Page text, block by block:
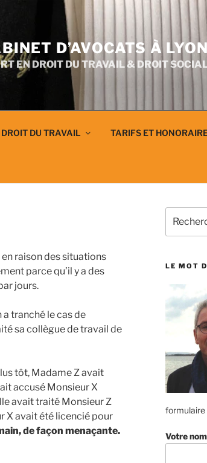
D’AVOCATS À
EN DROIT DU TRAVAIL & DROIT
DU TRAVAIL TARIFS ET
raison des situations
parce qu’il y a des
jours.
tranché le cas de
sa collègue de travail de
tôt, Madame Z avait
accusé Monsieur X
avait traité Monsieur Z
X avait été licencié pour
de façon menaçante.
pour
LE MOT
formulaire
Votre nom